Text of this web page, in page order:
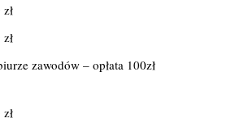
zawodów – opłata 100zł